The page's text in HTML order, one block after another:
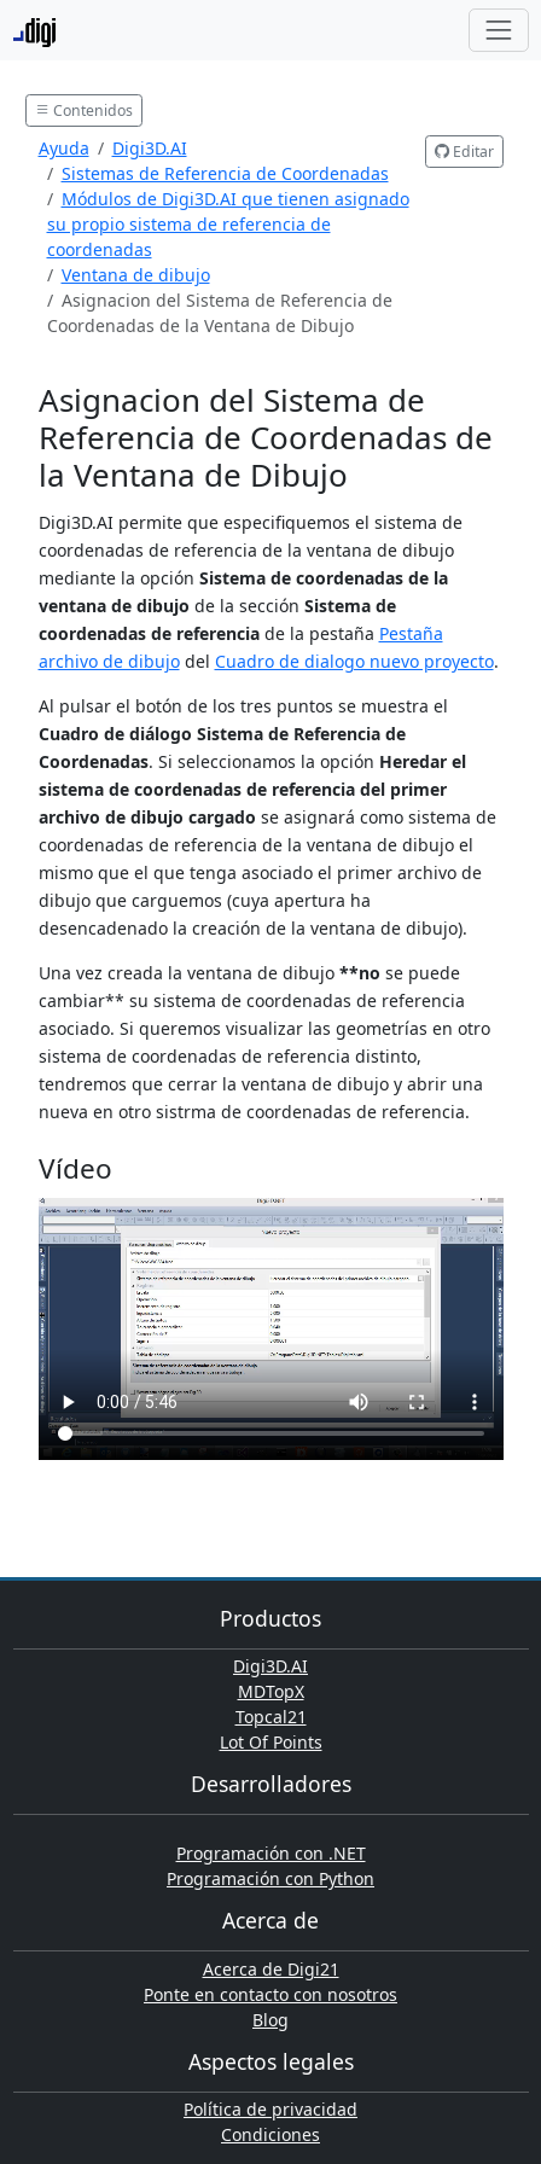
Contenidos
Ayuda
Digi3D.AI
Sistemas de Referencia de Coordenadas
Módulos de Digi3D.AI que tienen asignado
su propio sistema de referencia de
coordenadas
Ventana de dibujo
Asignacion del Sistema de Referencia de
Coordenadas de la Ventana de Dibujo
Editar
Asignacion del Sistema de
Referencia de Coordenadas de
la Ventana de Dibujo
Digi3D.AI permite que especifiquemos el sistema de
coordenadas de referencia de la ventana de dibujo
mediante la opción Sistema de coordenadas de la
ventana de dibujo de la sección Sistema de
coordenadas de referenciade la pestaña Pestaña
archivo de dibujodel Cuadro de dialogo nuevo proyecto.
Al pulsar el botón de los tres puntos se muestra el
Cuadro de diálogo Sistema de Referencia de
Coordenadas. Si seleccionamos la opción Heredar el
sistema de coordenadas de referencia del primer
archivo de dibujo cargado se asignará como sistema de
coordenadas de referencia de la ventana de dibujo el
mismo que el que tenga asociado el primer archivo de
dibujo que carguemos (cuya apertura ha
desencadenado la creación de la ventana de dibujo).
Una vez creada la ventana de dibujo **no se puede
cambiar** su sistema de coordenadas de referencia
asociado. Si queremos visualizar las geometrías en otro
sistema de coordenadas de referencia distinto,
tendremos que cerrar la ventana de dibujo y abrir una
nueva en otro sistrma de coordenadas de referencia.
Vídeo
Productos
Digi3D.AI
MDTopX
Topcal21
Lot Of Points
Desarrolladores
Programación con .NET
Programación con Python
Acerca de
Acerca de Digi21
Ponte en contacto con nosotros
Blog
Aspectos legales
Política de privacidad
Condiciones